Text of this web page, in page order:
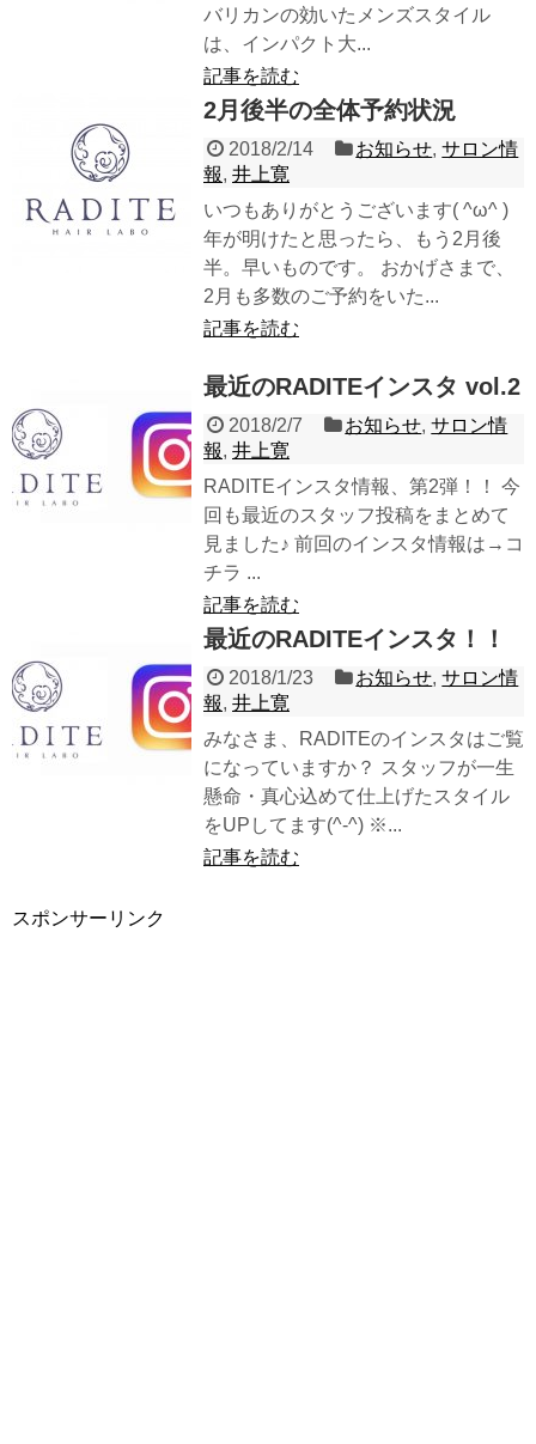
バリカンの効いたメンズスタイル
は、インパクト大...
記事を読む
2月後半の全体予約状況
2018/2/14 お知らせ,サロン情
報, 井上寛
いつもありがとうございます( ^ω^ )
年が明けたと思ったら、もう2月後
半。早いものです。 おかげさまで、
2月も多数のご予約をいた...
記事を読む
最近のRADITEインスタ vol.2
2018/2/7 お知らせ,サロン情
報, 井上寛
RADITEインスタ情報、第2弾！！ 今
回も最近のスタッフ投稿をまとめて
見ました♪ 前回のインスタ情報は→コ
チラ ...
記事を読む
最近のRADITEインスタ！！
2018/1/23 お知らせ,サロン情
報, 井上寛
みなさま、RADITEのインスタはご覧
になっていますか？ スタッフが一生
懸命・真心込めて仕上げたスタイル
をUPしてます(^-^) ※...
記事を読む
スポンサーリンク